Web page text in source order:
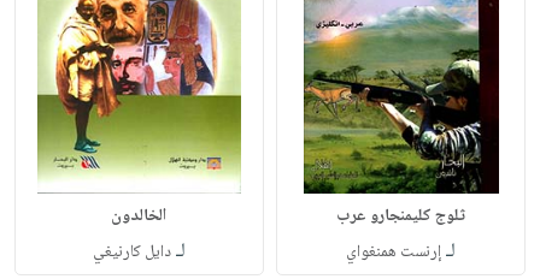
ثلوج كليمنجارو عرب
لـإرنست همنغواي
الخالدون
لـدايل كارنيغي